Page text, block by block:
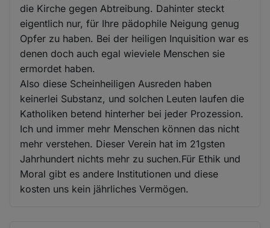
die Kirche gegen Abtreibung. Dahinter steckt
eigentlich nur, für Ihre pädophile Neigung genug
Opfer zu haben. Bei der heiligen Inquisition war es
denen doch auch egal wieviele Menschen sie
ermordet haben.
Also diese Scheinheiligen Ausreden haben
keinerlei Substanz, und solchen Leuten laufen die
Katholiken betend hinterher bei jeder Prozession.
Ich und immer mehr Menschen können das nicht
mehr verstehen. Dieser Verein hat im 21gsten
Jahrhundert nichts mehr zu suchen.Für Ethik und
Moral gibt es andere Institutionen und diese
kosten uns kein jährliches Vermögen.